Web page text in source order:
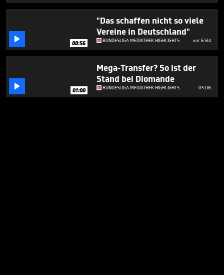
 00:56
"Das schaffen nicht so viele
Vereine in Deutschland"
BUNDESLIGA MEDIATHEK HIGHLIGHTS vor 6 Std.
 01:00
Mega-Transfer? So ist der
Stand bei Diomande
BUNDESLIGA MEDIATHEK HIGHLIGHTS 05.08.